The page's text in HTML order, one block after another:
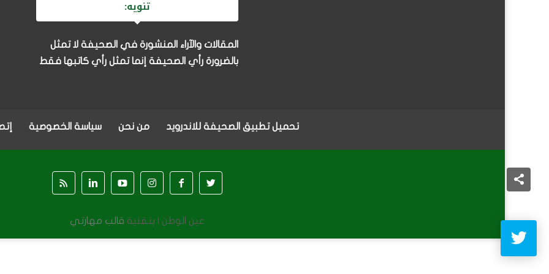
تنويه:
المقالات والآراء المنشورة في الصحيفة لا تمثل
بالضرورة رأي الصحيفة إنما تمثل رأي كاتبها فقط
تحميل تطبيق الصحيفة للاندرويد من نحن سياسة الخصوصية
عين الوطن | بتقنية قالب مهارتي